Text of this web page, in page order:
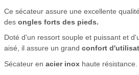
Ce sécateur assure une excellente
des ongles forts des pieds.
Doté d'un ressort souple et puissant et
aisé, il assure un grand confort
Sécateur en acier inox haute résistance.